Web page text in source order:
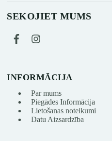
SEKOJIET MUMS
INFORMĀCIJA
Par mums
Piegādes Informācija
Lietošanas noteikumi
Datu Aizsardzība